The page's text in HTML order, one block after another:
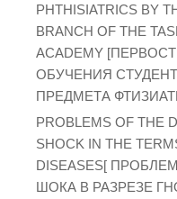
PHTHISIATRICS BY
BRANCH OF THE
ACADEMY
ОБУЧЕНИЯ
ПРЕДМЕТА
PROBLEMS OF THE
SHOCK IN THE
DISEASES[
ШОКА В РАЗРЕЗЕ